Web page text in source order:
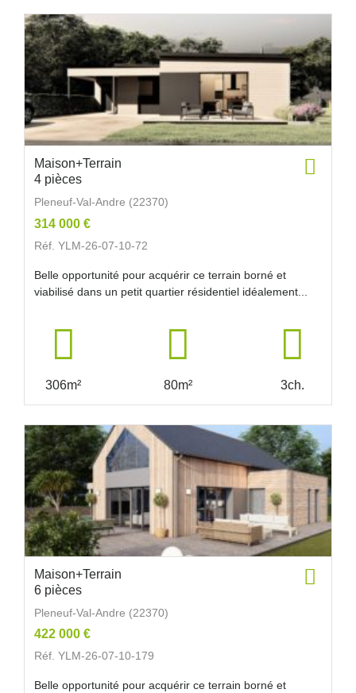
Maison+Terrain
4 pièces
Pleneuf-Val-Andre (22370)
314 000 €
Réf. YLM-26-07-10-72
Belle opportunité pour acquérir ce terrain borné et
viabilisé dans un petit quartier résidentiel idéalement...
306m² 80m² 3ch.
Maison+Terrain
6 pièces
Pleneuf-Val-Andre (22370)
422 000 €
Réf. YLM-26-07-10-179
Belle opportunité pour acquérir ce terrain borné et